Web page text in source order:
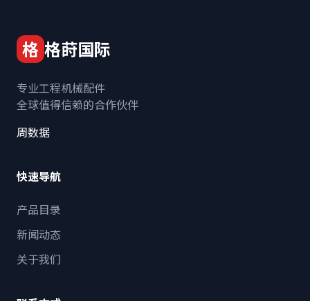
格 格莳国际
专业工程机械配件
全球值得信赖的合作伙伴
周数据
快速导航
产品目录
新闻动态
关于我们